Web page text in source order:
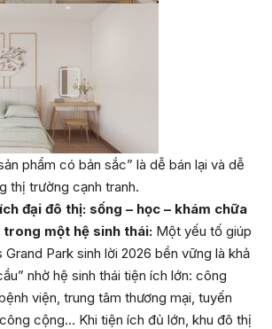
phẩm có bản sắc” là dễ bán lại và dễ
thị trường cạnh tranh.
đại đô thị: sống – học – khám chữa
trong một hệ sinh thái: Một yếu tố giúp
Grand Park sinh lời 2026 bền vững là khả
nhờ hệ sinh thái tiện ích lớn: công
viện, trung tâm thương mại, tuyến
cộng… Khi tiện ích đủ lớn, khu đô thị